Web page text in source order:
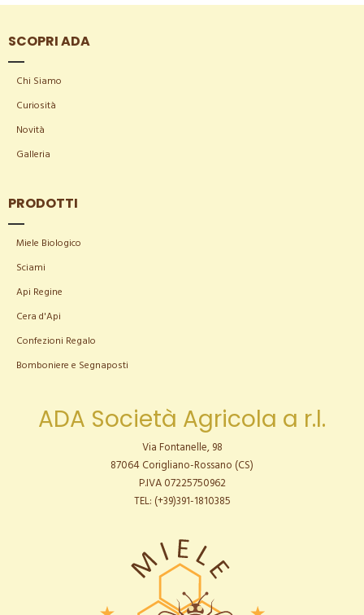
SCOPRI ADA
Chi Siamo
Curiosità
Novità
Galleria
PRODOTTI
Miele Biologico
Sciami
Api Regine
Cera d'Api
Confezioni Regalo
Bomboniere e Segnaposti
ADA Società Agricola a r.l.
Via Fontanelle, 98
87064 Corigliano-Rossano (CS)
P.IVA 07225750962
TEL: (+39)391-1810385